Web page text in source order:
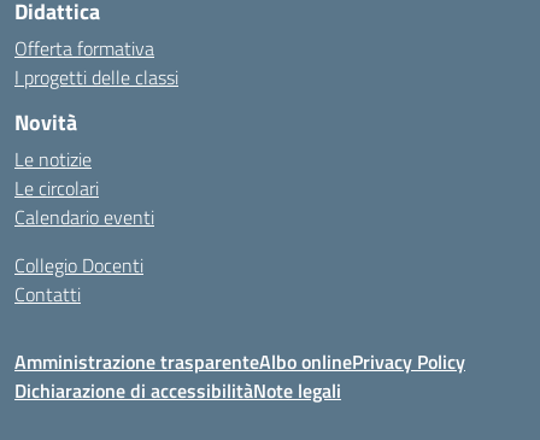
Didattica
Offerta formativa
I progetti delle classi
Novità
Le notizie
Le circolari
Calendario eventi
Collegio Docenti
Contatti
Amministrazione trasparenteAlbo onlinePrivacy Policy
Dichiarazione di accessibilitàNote legali